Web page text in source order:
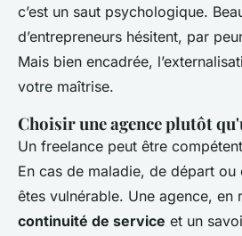
c’est un saut psychologique.
d’entrepreneurs hésitent, par
Mais bien encadrée,
votre maîtrise.
Choisir une agence plutôt
Un freelance peut être
En cas de maladie, de départ
êtes vulnérable. Une agence, en
continuité de service et un